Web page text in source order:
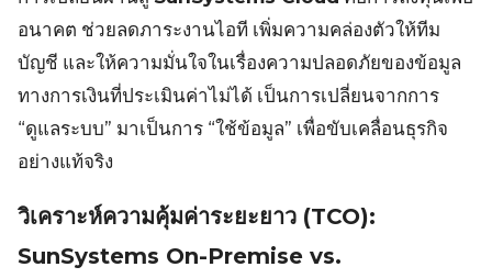
อนาคต ช่วยลดภาระงานไอที เพิ่มความคล่องตัวให้ทีม
บัญชี และให้ความมั่นใจในเรื่องความปลอดภัยของข้อมูล
ทางการเงินที่ประเมินค่าไม่ได้ เป็นการเปลี่ยนจากการ
“ดูแลระบบ” มาเป็นการ “ใช้ข้อมูล” เพื่อขับเคลื่อนธุรกิจ
อย่างแท้จริง
วิเคราะห์ความคุ้มค่าระยะยาว (TCO):
SunSystems On-Premise vs.